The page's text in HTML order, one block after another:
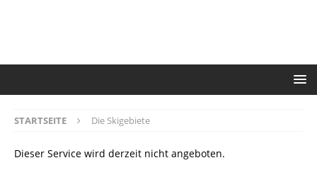
STARTSEITE Die Skigebiete
Dieser Service wird derzeit nicht angeboten.